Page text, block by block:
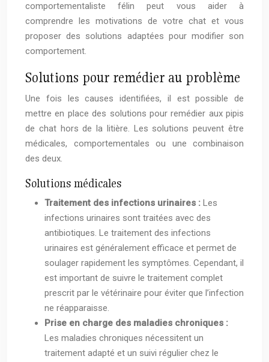
comportementaliste félin peut vous aider à
comprendre les motivations de votre chat et vous
proposer des solutions adaptées pour modifier son
comportement.
Solutions pour remédier au problème
Une fois les causes identifiées, il est possible de
mettre en place des solutions pour remédier aux pipis
de chat hors de la litière. Les solutions peuvent être
médicales, comportementales ou une combinaison
des deux.
Solutions médicales
Traitement des infections urinaires : Les
infections urinaires sont traitées avec des
antibiotiques. Le traitement des infections
urinaires est généralement efficace et permet de
soulager rapidement les symptômes. Cependant, il
est important de suivre le traitement complet
prescrit par le vétérinaire pour éviter que l’infection
ne réapparaisse.
Prise en charge des maladies chroniques :
Les maladies chroniques nécessitent un
traitement adapté et un suivi régulier chez le